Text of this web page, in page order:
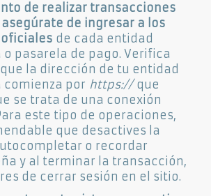
de realizar transacciones
de ingresar a los
de cada entidad
o pasarela de pago. Verifica
la dirección de tu entidad
comienza por https://que
se trata de una conexión
este tipo de operaciones,
que desactives la
o recordar
y al terminar la transacción,
de cerrar sesión en el sitio.